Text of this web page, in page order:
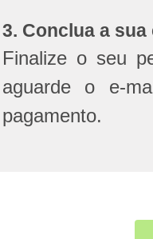
3. Conclua a sua
Finalize o seu
aguarde o e-
pagamento.